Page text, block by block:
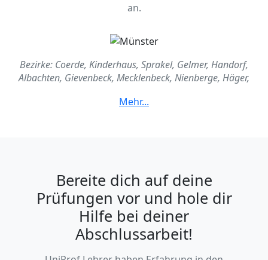
an.
Bezirke: Coerde, Kinderhaus, Sprakel, Gelmer, Handorf,
Albachten, Gievenbeck, Mecklenbeck, Nienberge, Häger,
Berg Fidel, Hiltrup
Bereite dich auf deine
Prüfungen vor und hole dir
Hilfe bei deiner
Abschlussarbeit!